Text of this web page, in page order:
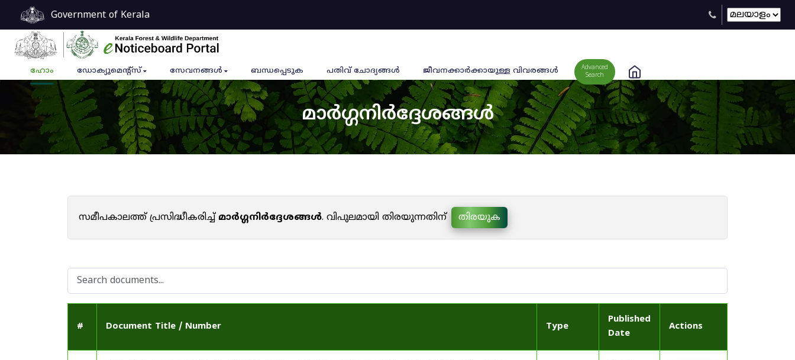
Government of Kerala
ഹോം ഡോക്യുമെൻ്റ്സ് സേവനങ്ങൾ ബന്ധപ്പെടുക പതിവ് ചോദ്യങ്ങൾ ജീവനക്കാര്‍ക്കായുള്ള വിവരങ്ങള്‍
Advanced
Search
മാർഗ്ഗനിർദ്ദേശങ്ങൾ
സമീപകാലത്ത് പ്രസിദ്ധീകരിച്ച്മാർഗ്ഗനിർദ്ദേശങ്ങൾ. വിപുലമായി തിരയുന്നതിന് തിരയുക
# Document Title / Number Type
Published
Date
Actions